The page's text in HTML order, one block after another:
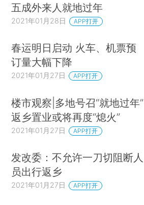
五成外来人就地过年
2021年01月28日 APP打开
春运明日启动 火车、机票预
订量大幅下降
2021年01月27日 APP打开
楼市观察|多地号召“就地过年”
返乡置业或将再度“熄火”
2021年01月27日 APP打开
发改委：不允许一刀切阻断人
员出行返乡
2021年01月27日 APP打开